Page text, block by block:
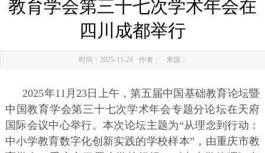
教育学会第三十七次学术年会在
四川成都举行
时间：2025-11-24 作者： 来源：
2025年11月23日上午，第五届中国基础教育论坛暨
中国教育学会第三十七次学术年会专题分论坛在天府
国际会议中心举行。本次论坛主题为“从理念到行动：
中小学教育数字化创新实践的学校样本”，由重庆市教